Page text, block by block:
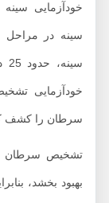
خودآزمایی سینه و
سینه در مراحل
سینه،
سرطان را کشف
تشخیص سرطان در
بهبود بخشد،